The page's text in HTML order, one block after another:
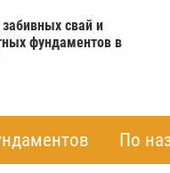
свай и
фундаментов в
По
По